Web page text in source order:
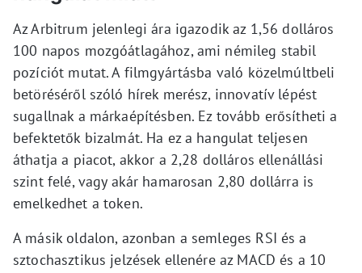
Az Arbitrum jelenlegi ára igazodik az 1,56 dolláros
100 napos mozgóátlagához, ami némileg stabil
pozíciót mutat. A filmgyártásba való közelmúltbeli
betöréséről szóló hírek merész, innovatív lépést
sugallnak a márkaépítésben. Ez tovább erősítheti a
befektetők bizalmát. Ha ez a hangulat teljesen
áthatja a piacot, akkor a 2,28 dolláros ellenállási
szint felé, vagy akár hamarosan 2,80 dollárra is
emelkedhet a token.
A másik oldalon, azonban a semleges RSI és a
sztochasztikus jelzések ellenére az MACD és a 10